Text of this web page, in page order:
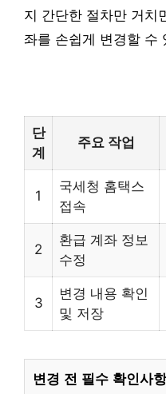
지 간단한 절차만 거치
좌를 손쉽게 변경할 수
단
계
주요 작업
1
국세청 홈택스
접속
2
환급 계좌 정보
수정
3
변경 내용 확인
및 저장
변경 전 필수 확인사